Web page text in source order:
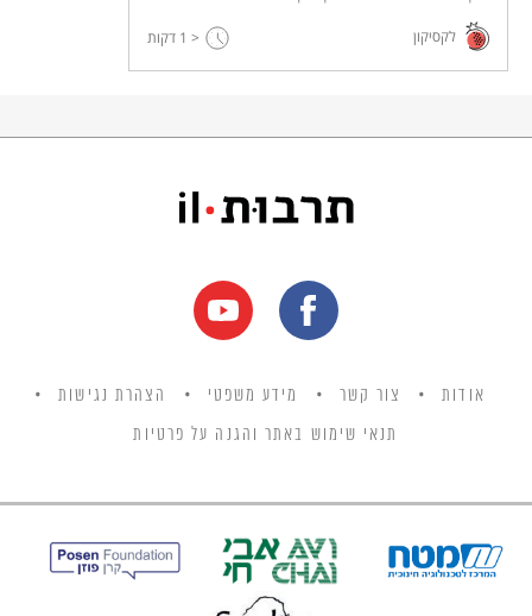
סיידנא מוסא, משה רבנו, שליח ונביא ומי שאלוהים
הודיע לו על שליחותו העתידית של מוחמד.
מארבעת עיקרי האמונה שלהם.
לקסיקון < 1 דקות
אודות צור קשר מידע משפטי הצהרת נגישות
תנאי שימוש באתר והגנה על פרטיות